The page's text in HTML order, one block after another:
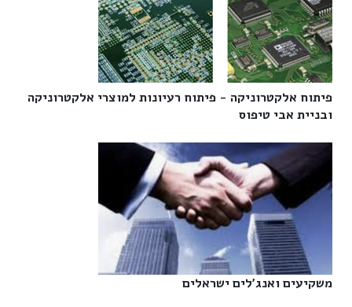
פיתוח אלקטרוניקה - פיתוח רעיונות למוצרי אלקטרוניקה
ובניית אבי טיפוס‎
משקיעים ואנג'לים ישראלים‎